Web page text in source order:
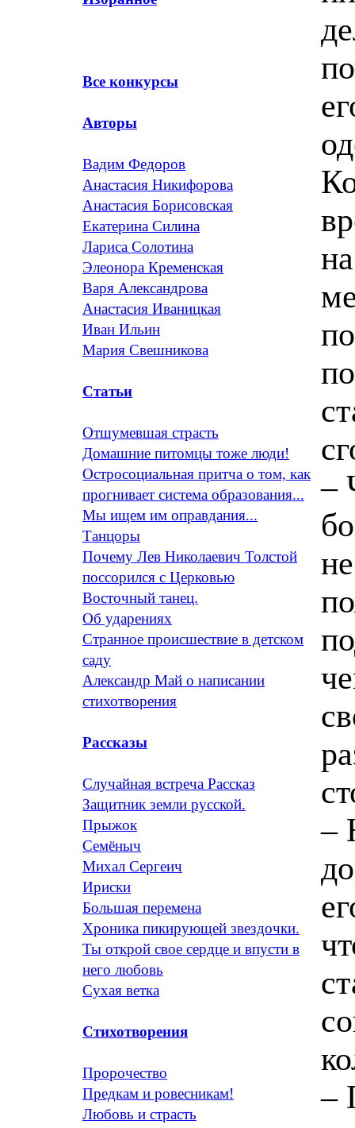
Все конкурсы
Авторы
Вадим Федоров
Анастасия Никифорова
Анастасия Борисовская
Екатерина Силина
Лариса Солотина
Элеонора Кременская
Варя Александрова
Анастасия Иваницкая
Иван Ильин
Мария Свешникова
Статьи
Отшумевшая страсть
Домашние питомцы тоже люди!
Остросоциальная притча о том, как
прогнивает система образования...
Мы ищем им оправдания...
Танцоры
Почему Лев Николаевич Толстой
поссорился с Церковью
Восточный танец.
Об ударениях
Странное происшествие в детском
саду
Александр Май о написании
стихотворения
Рассказы
Случайная встреча Рассказ
Защитник земли русской.
Прыжок
Семёныч
Михал Сергеич
Ириски
Большая перемена
Хроника пикирующей звездочки.
Ты открой свое сердце и впусти в
него любовь
Сухая ветка
Стихотворения
Пророчество
Предкам и ровесникам!
Любовь и страсть
–
–
–